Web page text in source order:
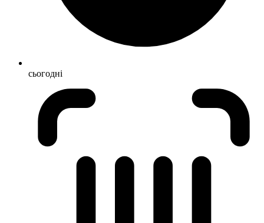
сьогодні